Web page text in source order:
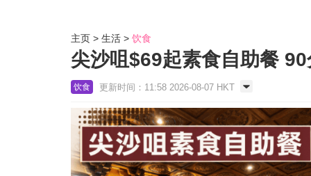
主页 生活 饮食
尖沙咀$69起素食自助餐
饮食 更新时间：11:58 2026-08-07 HKT